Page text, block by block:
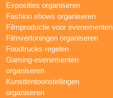
Exposities organiseren
Fashion shows organiseren
Filmproductie voor evenementen
Filmvertoningen organiseren
Foodtrucks regelen
Gaming-evenementen
organiseren
Kunsttentoonstellingen
organiseren